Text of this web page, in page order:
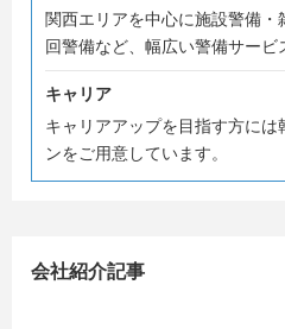
ご興味をお持ちいただいた方は
＃内々定まで最短2週間 ＃夏
関西エリアを中心に施設警備
回警備など、幅広い警備サービ
キャリア
キャリアアップを目指す方には
ンをご用意しています。
会社紹介記事